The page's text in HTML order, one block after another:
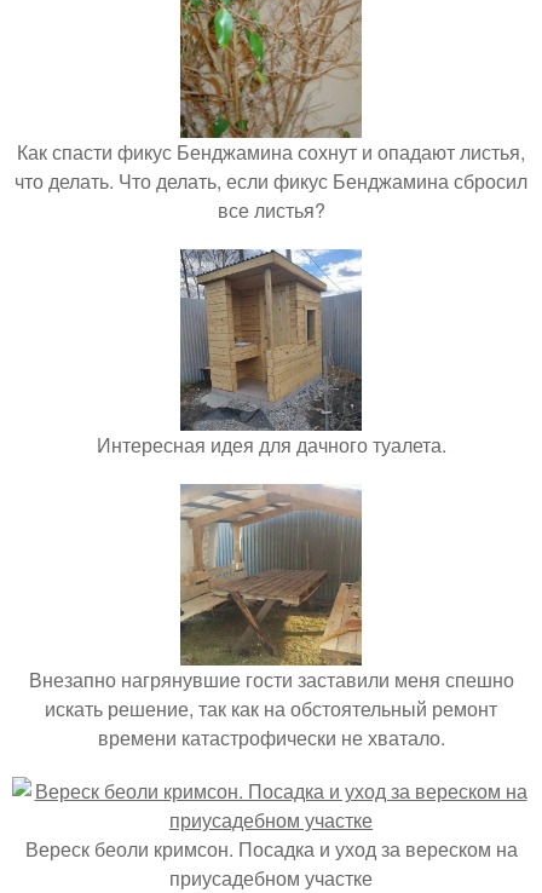
Как спасти фикус Бенджамина сохнут и опадают листья,
что делать. Что делать, если фикус Бенджамина сбросил
все листья?
Интересная идея для дачного туалета.
Внезапно нагрянувшие гости заставили меня спешно
искать решение, так как на обстоятельный ремонт
времени катастрофически не хватало.
Вереск беоли кримсон. Посадка и уход за вереском на
приусадебном участке